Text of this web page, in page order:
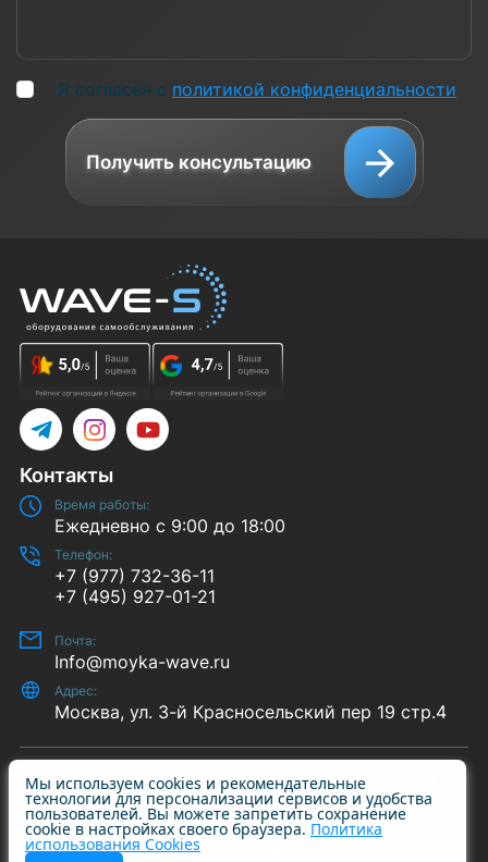
Я согласен с политикой конфиденциальности
Получить консультацию
TelegramInstagramYouTube
Контакты
Время работы:
Ежедневно с 9:00 до 18:00
Телефон:
+7 (977) 732-36-11
+7 (495) 927-01-21
Почта:
Info@moyka-wave.ru
Адрес:
Москва, ул. 3-й Красносельский пер 19 стр.4
© 2014-2026 «Wave-S» | ИНН 7708409731 ОГРН
1227700615790
Автомойки самообслуживания
Мы используем cookies и рекомендательные
технологии для персонализации сервисов и удобства
пользователей. Вы можете запретить сохранение
cookie в настройках своего браузера. Политика
использования Cookies